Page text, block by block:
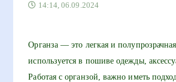
14:14, 06.09.2024
Органза — это легкая и
используется в пошиве одежды,
Работая с органзой, важно иметь